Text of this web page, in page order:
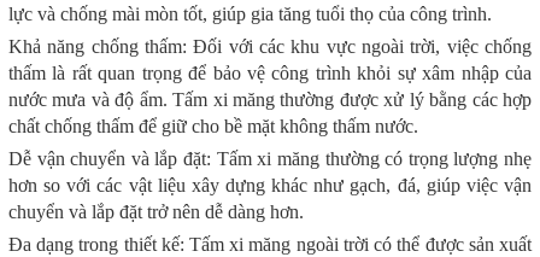
lực và chống mài mòn tốt, giúp gia tăng tuổi thọ của công trình.
Khả năng chống thấm: Đối với các khu vực ngoài trời, việc chống
thấm là rất quan trọng để bảo vệ công trình khỏi sự xâm nhập của
nước mưa và độ ẩm. Tấm xi măng thường được xử lý bằng các hợp
chất chống thấm để giữ cho bề mặt không thấm nước.
Dễ vận chuyển và lắp đặt: Tấm xi măng thường có trọng lượng nhẹ
hơn so với các vật liệu xây dựng khác như gạch, đá, giúp việc vận
chuyển và lắp đặt trở nên dễ dàng hơn.
Đa dạng trong thiết kế: Tấm xi măng ngoài trời có thể được sản xuất